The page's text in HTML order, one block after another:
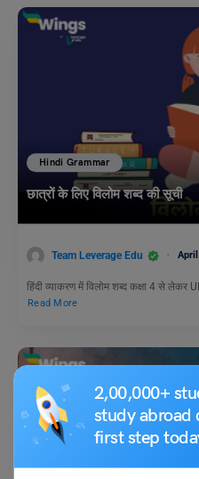
2,00,000+
study abroad
first step
Hindi Grammar
छात्रों के लिए विलोम शब्द की सूची
Team Leverage Edu
हिंदी व्याकरण में विलोम शब्द कक्षा 4 से लेकर
Read More